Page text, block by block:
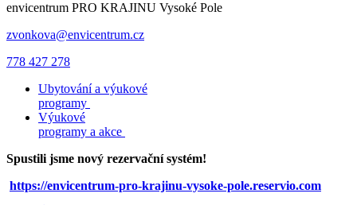
envicentrum PRO KRAJINU Vysoké Pole
zvonkova@envicentrum.cz
778 427 278
Ubytování a výukové
programy
Výukové
programy a akce
Spustili jsme nový rezervační systém!
https://envicentrum-pro-krajinu-vysoke-pole.reservio.com